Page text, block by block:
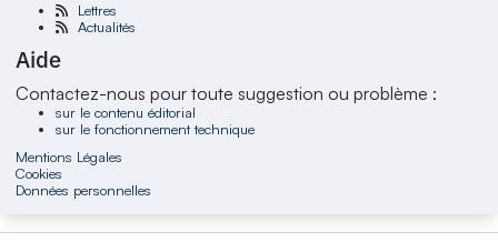
Lettres
Actualités
Aide
Contactez-nous pour toute suggestion ou problème :
sur le contenu éditorial
sur le fonctionnement technique
Mentions Légales
Cookies
Données personnelles